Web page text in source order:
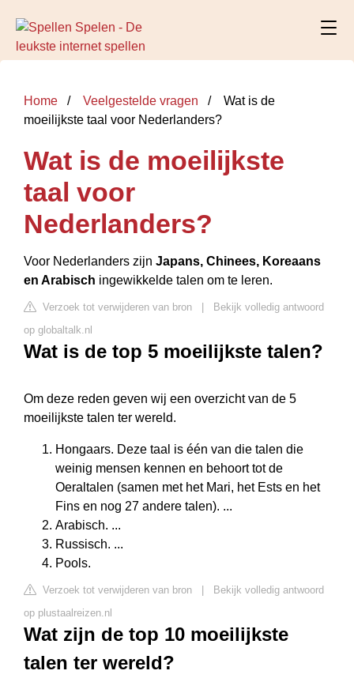
Home Veelgestelde vragen
Wat is de
moeilijkste taal voor Nederlanders?
Wat is de moeilijkste
taal voor
Nederlanders?
Voor Nederlanders zijn Japans, Chinees, Koreaans
en Arabisch ingewikkelde talen om te leren.
Verzoek tot verwijderen van bron
Bekijk volledig antwoord
op globaltalk.nl
Wat is de top 5 moeilijkste talen?
Om deze reden geven wij een overzicht van de 5
moeilijkste talen ter wereld.
Hongaars. Deze taal is één van die talen die
weinig mensen kennen en behoort tot de
Oeraltalen (samen met het Mari, het Ests en het
Fins en nog 27 andere talen). ...
Arabisch. ...
Russisch. ...
Pools.
Verzoek tot verwijderen van bron
Bekijk volledig antwoord
op plustaalreizen.nl
Wat zijn de top 10 moeilijkste
talen ter wereld?